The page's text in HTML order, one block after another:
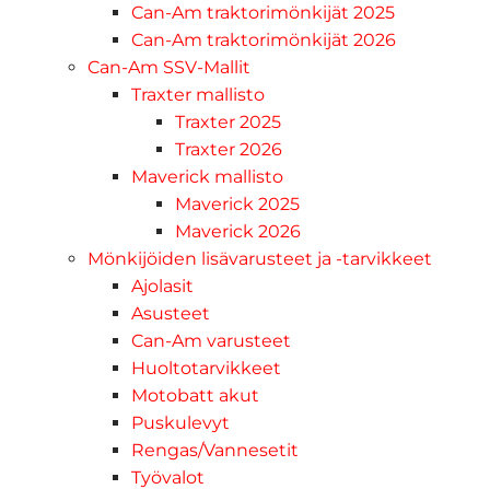
Can-Am traktorimönkijät 2025
Can-Am traktorimönkijät 2026
Can-Am SSV-Mallit
Traxter mallisto
Traxter 2025
Traxter 2026
Maverick mallisto
Maverick 2025
Maverick 2026
Mönkijöiden lisävarusteet ja -tarvikkeet
Ajolasit
Asusteet
Can-Am varusteet
Huoltotarvikkeet
Motobatt akut
Puskulevyt
Rengas/Vannesetit
Työvalot